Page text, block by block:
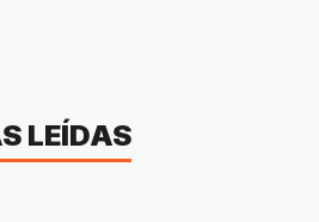
LEÍDAS